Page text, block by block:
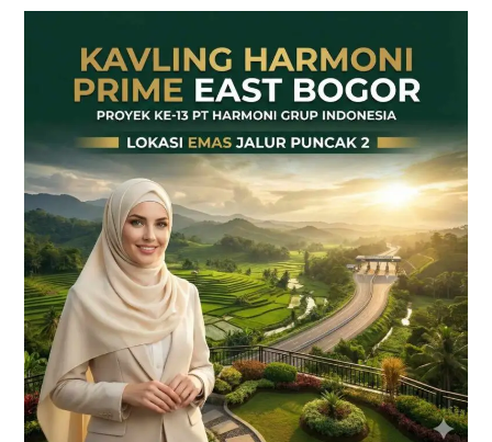
–
Prime
East
Bogor
Jalur
Wisata
Puncak
2